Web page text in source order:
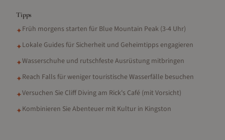
Tipps
✦Früh morgens starten für Blue Mountain Peak (3-4 Uhr)
✦Lokale Guides für Sicherheit und Geheimtipps engagieren
✦Wasserschuhe und rutschfeste Ausrüstung mitbringen
✦Reach Falls für weniger touristische Wasserfälle besuchen
✦Versuchen Sie Cliff Diving am Rick's Café (mit Vorsicht)
✦Kombinieren Sie Abenteuer mit Kultur in Kingston